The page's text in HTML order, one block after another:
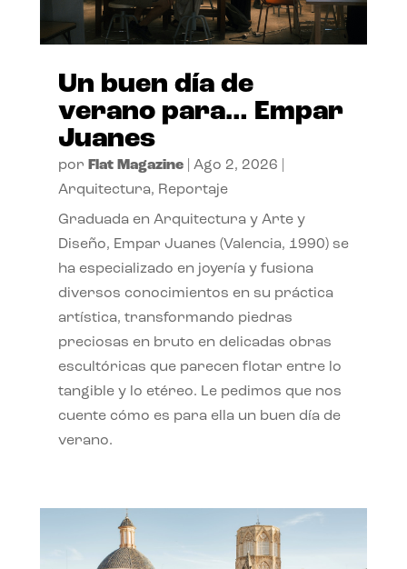
Un buen día de
verano para… Empar
Juanes
por Flat Magazine| Ago 2, 2026
Arquitectura, Reportaje
Graduada en Arquitectura y Arte y
Diseño, Empar Juanes (Valencia, 1990) se
ha especializado en joyería y fusiona
diversos conocimientos en su práctica
artística, transformando piedras
preciosas en bruto en delicadas obras
escultóricas que parecen flotar entre lo
tangible y lo etéreo. Le pedimos que nos
cuente cómo es para ella un buen día de
verano.